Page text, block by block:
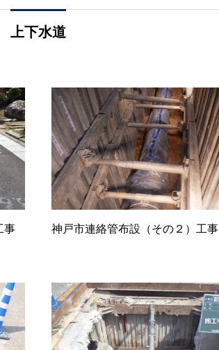
上下水道
事
神戸市連絡管布設（その２）工事